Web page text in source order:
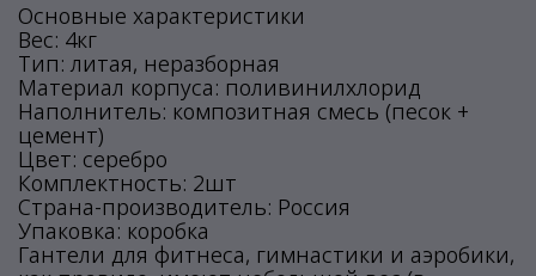
Основные характеристики
Вес: 4кг
Тип: литая, неразборная
Материал корпуса: поливинилхлорид
Наполнитель: композитная смесь (песок +
цемент)
Цвет: серебро
Комплектность: 2шт
Страна-производитель: Россия
Упаковка: коробка
Гантели для фитнеса, гимнастики и аэробики,